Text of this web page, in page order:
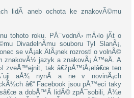
lidÃ­ aneb ochota ke znakovÃ©mu
tohoto roku. PÅ¯vodnÄ› mÄ›lo jÃ­t o
DivadelnÃ­mu souboru Tyl SlanÃ¡,
se vÅ¡ak ÄlÃ¡nek rozrostl o volnÃ©
znakovÃ½ jazyk a znakovÃ¡ Å™eÄ. A
zveÅ™ejnit, tak â€žpÅ™iÅ¡elâ€œ ten
aÅ¾ nynÃ­ a ne v novinÃ¡ch
â€“ Facebook jsou pÅ™eci taky
a dobÅ™Ã­ lidÃ© zpÅ¯sobili, Å¾e